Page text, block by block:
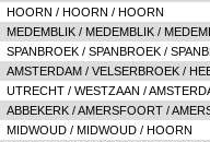
HOORN / HOORN / HOORN
MEDEMBLIK / MEDEMBLIK /
SPANBROEK / SPANBROEK /
AMSTERDAM / VELSERBROEK /
UTRECHT / WESTZAAN /
ABBEKERK / AMERSFOORT /
MIDWOUD / MIDWOUD / HOORN